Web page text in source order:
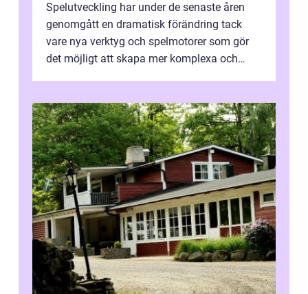
Spelutveckling har under de senaste åren
genomgått en dramatisk förändring tack
vare nya verktyg och spelmotorer som gör
det möjligt att skapa mer komplexa och